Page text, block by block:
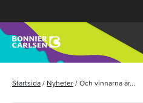
Startsida/ Nyheter/Och vinnarna är...